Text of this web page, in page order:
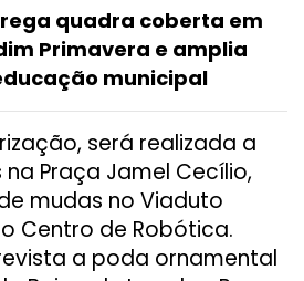
quadra coberta em
Primavera e amplia
municipal
será realizada a
Praça Jamel Cecílio,
mudas no Viaduto
Centro de Robótica.
a poda ornamental